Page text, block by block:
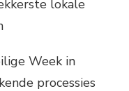
lokale
Week in
processies